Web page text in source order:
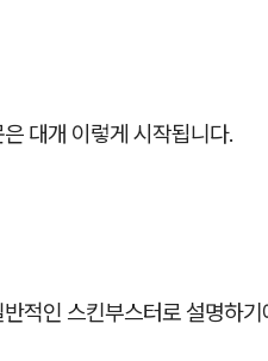
대개 이렇게 시작됩니다.
적인 스킨부스터로 설명하